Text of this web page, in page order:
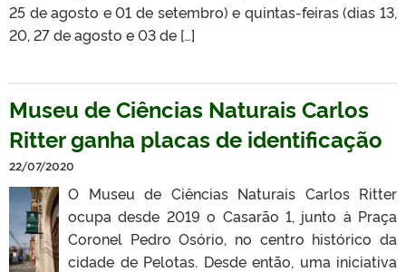
25 de agosto e 01 de setembro) e quintas-feiras (dias 13,
20, 27 de agosto e 03 de […]
Museu de Ciências Naturais Carlos
Ritter ganha placas de identificação
22/07/2020
O Museu de Ciências Naturais Carlos Ritter
ocupa desde 2019 o Casarão 1, junto à Praça
Coronel Pedro Osório, no centro histórico da
cidade de Pelotas. Desde então, uma iniciativa